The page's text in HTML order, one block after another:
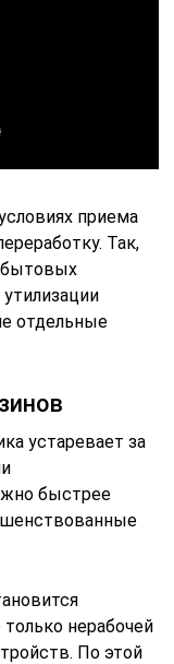
приема
Так,
бытовых
отдельные
устаревает за
быстрее
нерабочей
По этой